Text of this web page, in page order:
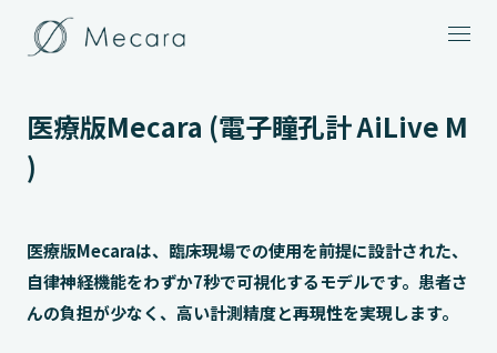
医療版Mecara (電子瞳孔計 AiLive M
)
医療版Mecaraは、臨床現場での使用を前提に設計された、
自律神経機能をわずか7秒で可視化するモデルです。患者さ
んの負担が少なく、高い計測精度と再現性を実現します。